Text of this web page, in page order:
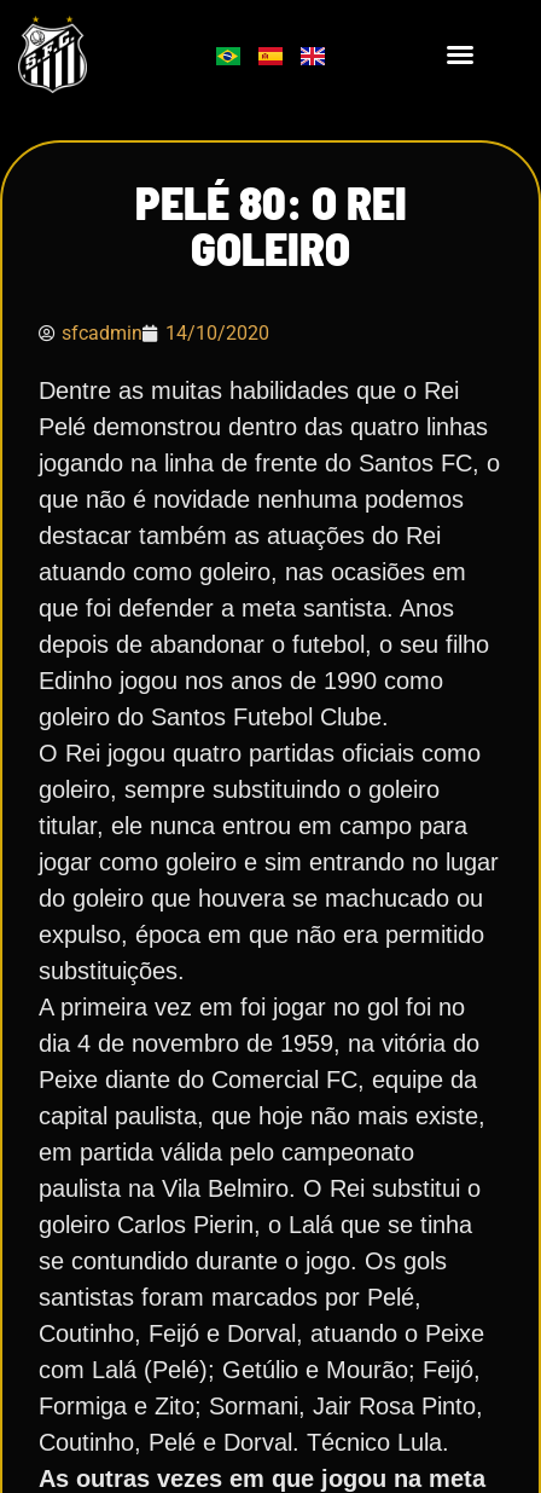
PELÉ 80: O REI
GOLEIRO
sfcadmin 14/10/2020
Dentre as muitas habilidades que o Rei
Pelé demonstrou dentro das quatro linhas
jogando na linha de frente do Santos FC, o
que não é novidade nenhuma podemos
destacar também as atuações do Rei
atuando como goleiro, nas ocasiões em
que foi defender a meta santista. Anos
depois de abandonar o futebol, o seu filho
Edinho jogou nos anos de 1990 como
goleiro do Santos Futebol Clube.
O Rei jogou quatro partidas oficiais como
goleiro, sempre substituindo o goleiro
titular, ele nunca entrou em campo para
jogar como goleiro e sim entrando no lugar
do goleiro que houvera se machucado ou
expulso, época em que não era permitido
substituições.
A primeira vez em foi jogar no gol foi no
dia 4 de novembro de 1959, na vitória do
Peixe diante do Comercial FC, equipe da
capital paulista, que hoje não mais existe,
em partida válida pelo campeonato
paulista na Vila Belmiro. O Rei substitui o
goleiro Carlos Pierin, o Lalá que se tinha
se contundido durante o jogo. Os gols
santistas foram marcados por Pelé,
Coutinho, Feijó e Dorval, atuando o Peixe
com Lalá (Pelé); Getúlio e Mourão; Feijó,
Formiga e Zito; Sormani, Jair Rosa Pinto,
Coutinho, Pelé e Dorval. Técnico Lula.
As outras vezes em que jogou na meta